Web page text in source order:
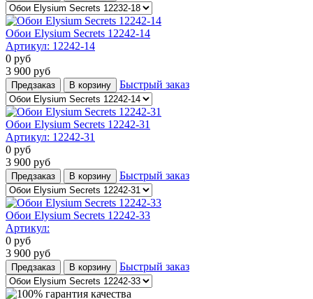
Обои Elysium Secrets 12242-14
Артикул: 12242-14
0 руб
3 900 руб
Предзаказ В корзину Быстрый заказ
Обои Elysium Secrets 12242-31
Артикул: 12242-31
0 руб
3 900 руб
Предзаказ В корзину Быстрый заказ
Обои Elysium Secrets 12242-33
Артикул:
0 руб
3 900 руб
Предзаказ В корзину Быстрый заказ